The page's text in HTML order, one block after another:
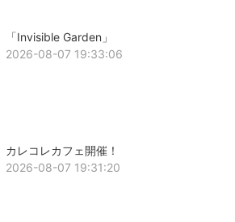
「Invisible Garden」
2026-08-07 19:33:06
カレコレカフェ開催！
2026-08-07 19:31:20